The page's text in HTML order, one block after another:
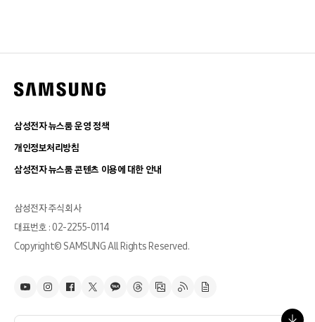
삼성전자 뉴스룸 운영 정책
개인정보처리방침
삼성전자 뉴스룸 콘텐츠 이용에 대한 안내
삼성전자 주식회사
대표번호 : 02-2255-0114
Copyright© SAMSUNG All Rights Reserved.